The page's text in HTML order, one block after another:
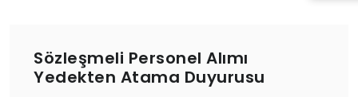
Sözleşmeli Personel Alımı
Yedekten Atama Duyurusu